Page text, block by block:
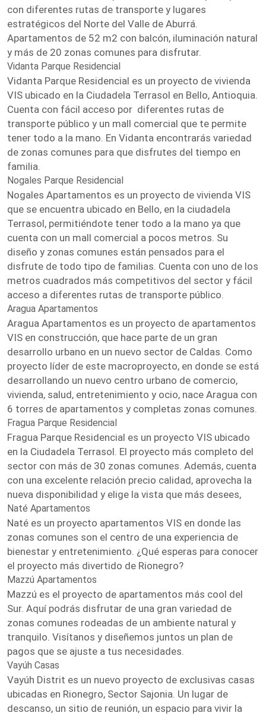
con diferentes rutas de transporte y lugares
estratégicos del Norte del Valle de Aburrá.
Apartamentos de 52 m2 con balcón, iluminación natural
y más de 20 zonas comunes para disfrutar.
Vidanta Parque Residencial
Vidanta Parque Residencial es un proyecto de vivienda
VIS ubicado en la Ciudadela Terrasol en Bello, Antioquia.
Cuenta con fácil acceso por diferentes rutas de
transporte público y un mall comercial que te permite
tener todo a la mano. En Vidanta encontrarás variedad
de zonas comunes para que disfrutes del tiempo en
familia.
Nogales Parque Residencial
Nogales Apartamentos es un proyecto de vivienda VIS
que se encuentra ubicado en Bello, en la ciudadela
Terrasol, permitiéndote tener todo a la mano ya que
cuenta con un mall comercial a pocos metros. Su
diseño y zonas comunes están pensados para el
disfrute de todo tipo de familias. Cuenta con uno de los
metros cuadrados más competitivos del sector y fácil
acceso a diferentes rutas de transporte público.
Aragua Apartamentos
Aragua Apartamentos es un proyecto de apartamentos
VIS en construcción, que hace parte de un gran
desarrollo urbano en un nuevo sector de Caldas. Como
proyecto líder de este macroproyecto, en donde se está
desarrollando un nuevo centro urbano de comercio,
vivienda, salud, entretenimiento y ocio, nace Aragua con
6 torres de apartamentos y completas zonas comunes.
Fragua Parque Residencial
Fragua Parque Residencial es un proyecto VIS ubicado
en la Ciudadela Terrasol. El proyecto más completo del
sector con más de 30 zonas comunes. Además, cuenta
con una excelente relación precio calidad, aprovecha la
nueva disponibilidad y elige la vista que más desees,
Naté Apartamentos
Naté es un proyecto apartamentos VIS en donde las
zonas comunes son el centro de una experiencia de
bienestar y entretenimiento. ¿Qué esperas para conocer
el proyecto más divertido de Rionegro?
Mazzú Apartamentos
Mazzú es el proyecto de apartamentos más cool del
Sur. Aquí podrás disfrutar de una gran variedad de
zonas comunes rodeadas de un ambiente natural y
tranquilo. Visítanos y diseñemos juntos un plan de
pagos que se ajuste a tus necesidades.
Vayúh Casas
Vayúh Distrit es un nuevo proyecto de exclusivas casas
ubicadas en Rionegro, Sector Sajonia. Un lugar de
descanso, un sitio de reunión, un espacio para vivir la